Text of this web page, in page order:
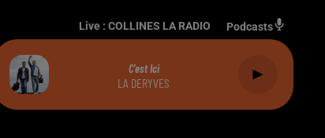
Live : COLLINES LA RADIO Podcasts
C'est Ici
LA DERYVES